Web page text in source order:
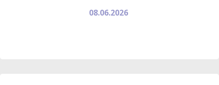
08.06.2026